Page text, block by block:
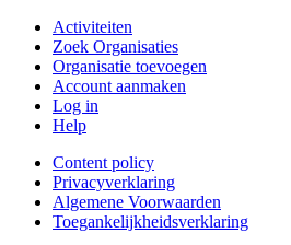
Activiteiten
Zoek Organisaties
Organisatie toevoegen
Account aanmaken
Log in
Help
Content policy
Privacyverklaring
Algemene Voorwaarden
Toegankelijkheidsverklaring